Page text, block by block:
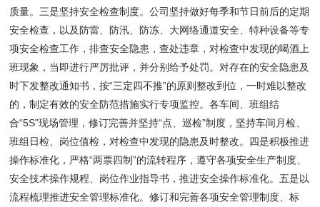
质量。三是坚持安全检查制度。公司坚持做好每季和节日前后的定期
安全检查，以及防雷、防汛、防冻、大网络通道安全、特种设备等专
项安全检查工作，排查安全隐患，查处违章，对检查中发现的喝酒上
班现象，当即进行严厉批评，并分别给予处罚。对存在的安全隐患及
时下发整改通知书，按“三定四不推”的原则整改到位，一时难以整改
的，制定有效的安全防范措施实行专项监控。各车间、班组结
合“5S”现场管理，修订完善并坚持“点、巡检”制度，坚持车间月检、
班组日检、岗位值检，对检查中发现的隐患及时整改。四是积极推进
操作标准化，严格“两票四制”的流转程序，遵守各项安全生产制度、
安全技术操作规程、岗位作业指导书，推进安全操作标准化。五是以
流程梳理推进安全管理标准化。修订和完善各项安全管理制度、标